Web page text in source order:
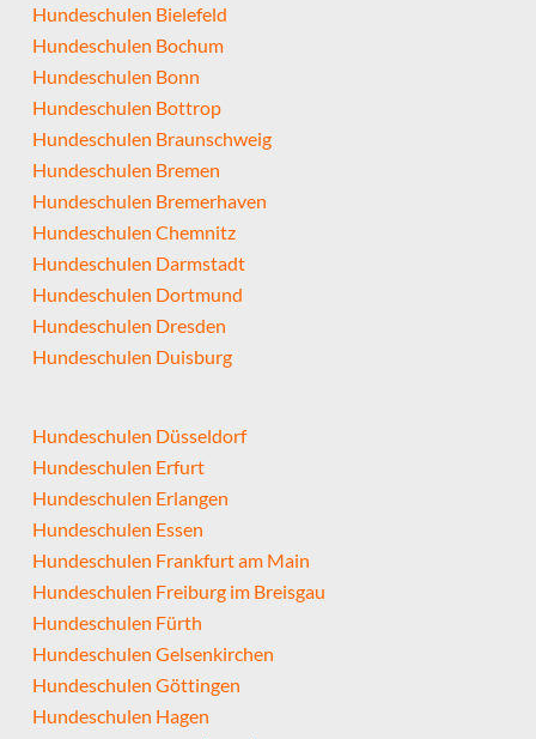
Hundeschulen Bielefeld
Hundeschulen Bochum
Hundeschulen Bonn
Hundeschulen Bottrop
Hundeschulen Braunschweig
Hundeschulen Bremen
Hundeschulen Bremerhaven
Hundeschulen Chemnitz
Hundeschulen Darmstadt
Hundeschulen Dortmund
Hundeschulen Dresden
Hundeschulen Duisburg
Hundeschulen Düsseldorf
Hundeschulen Erfurt
Hundeschulen Erlangen
Hundeschulen Essen
Hundeschulen Frankfurt am Main
Hundeschulen Freiburg im Breisgau
Hundeschulen Fürth
Hundeschulen Gelsenkirchen
Hundeschulen Göttingen
Hundeschulen Hagen